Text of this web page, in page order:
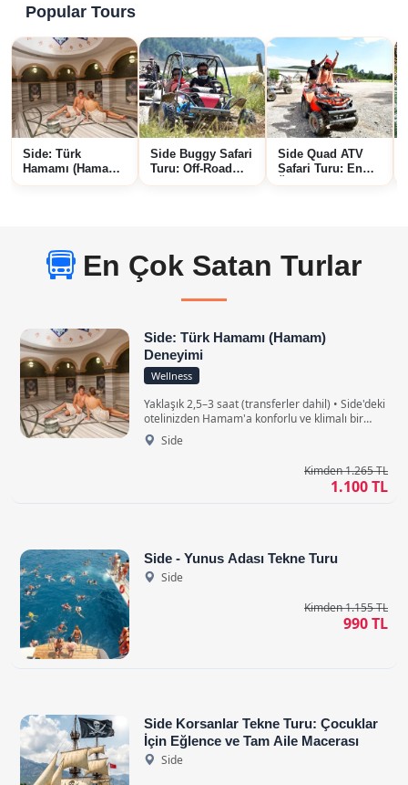
Popular Tours
Side: Türk
Hamamı (Hamam)
Deneyimi
Side Buggy Safari
Turu: Off-Road
Orman ve Çamur
Side Quad ATV
Safari Turu: En
Üst Düzey Off-
En Çok Satan Turlar
Side: Türk Hamamı (Hamam)
Deneyimi
Wellness
Yaklaşık 2,5–3 saat (transferler dahil) • Side'deki
otelinizden Hamam'a konforlu ve klimalı bir
yolculuk yaparak geri dönüşte aynı şekilde
bırakılın.
Side
Kimden 1.265 TL
1.100 TL
Side - Yunus Adası Tekne Turu
Side
Kimden 1.155 TL
990 TL
Side Korsanlar Tekne Turu: Çocuklar
İçin Eğlence ve Tam Aile Macerası
Side